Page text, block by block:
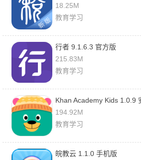
18.25M
教育学习
行者 9.1.6.3 官方版
215.83M
教育学习
Khan Academy Kids 1.0.9
194.92M
教育学习
皖教云 1.1.0 手机版